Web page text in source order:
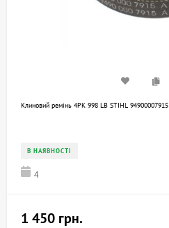
Клиновий ремінь 4PK 998 LB STIHL 94900007915
В НАЯВНОСТІ
4
1 450 грн.